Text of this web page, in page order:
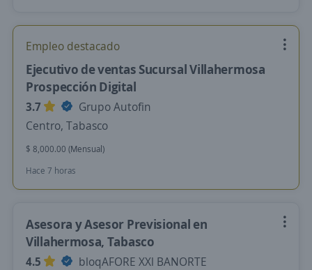
Empleo destacado
Ejecutivo de ventas Sucursal Villahermosa
Prospección Digital
3.7
Grupo Autofin
Centro, Tabasco
$ 8,000.00 (Mensual)
Hace 7 horas
Asesora y Asesor Previsional en
Villahermosa, Tabasco
4.5
bloqAFORE XXl BANORTE